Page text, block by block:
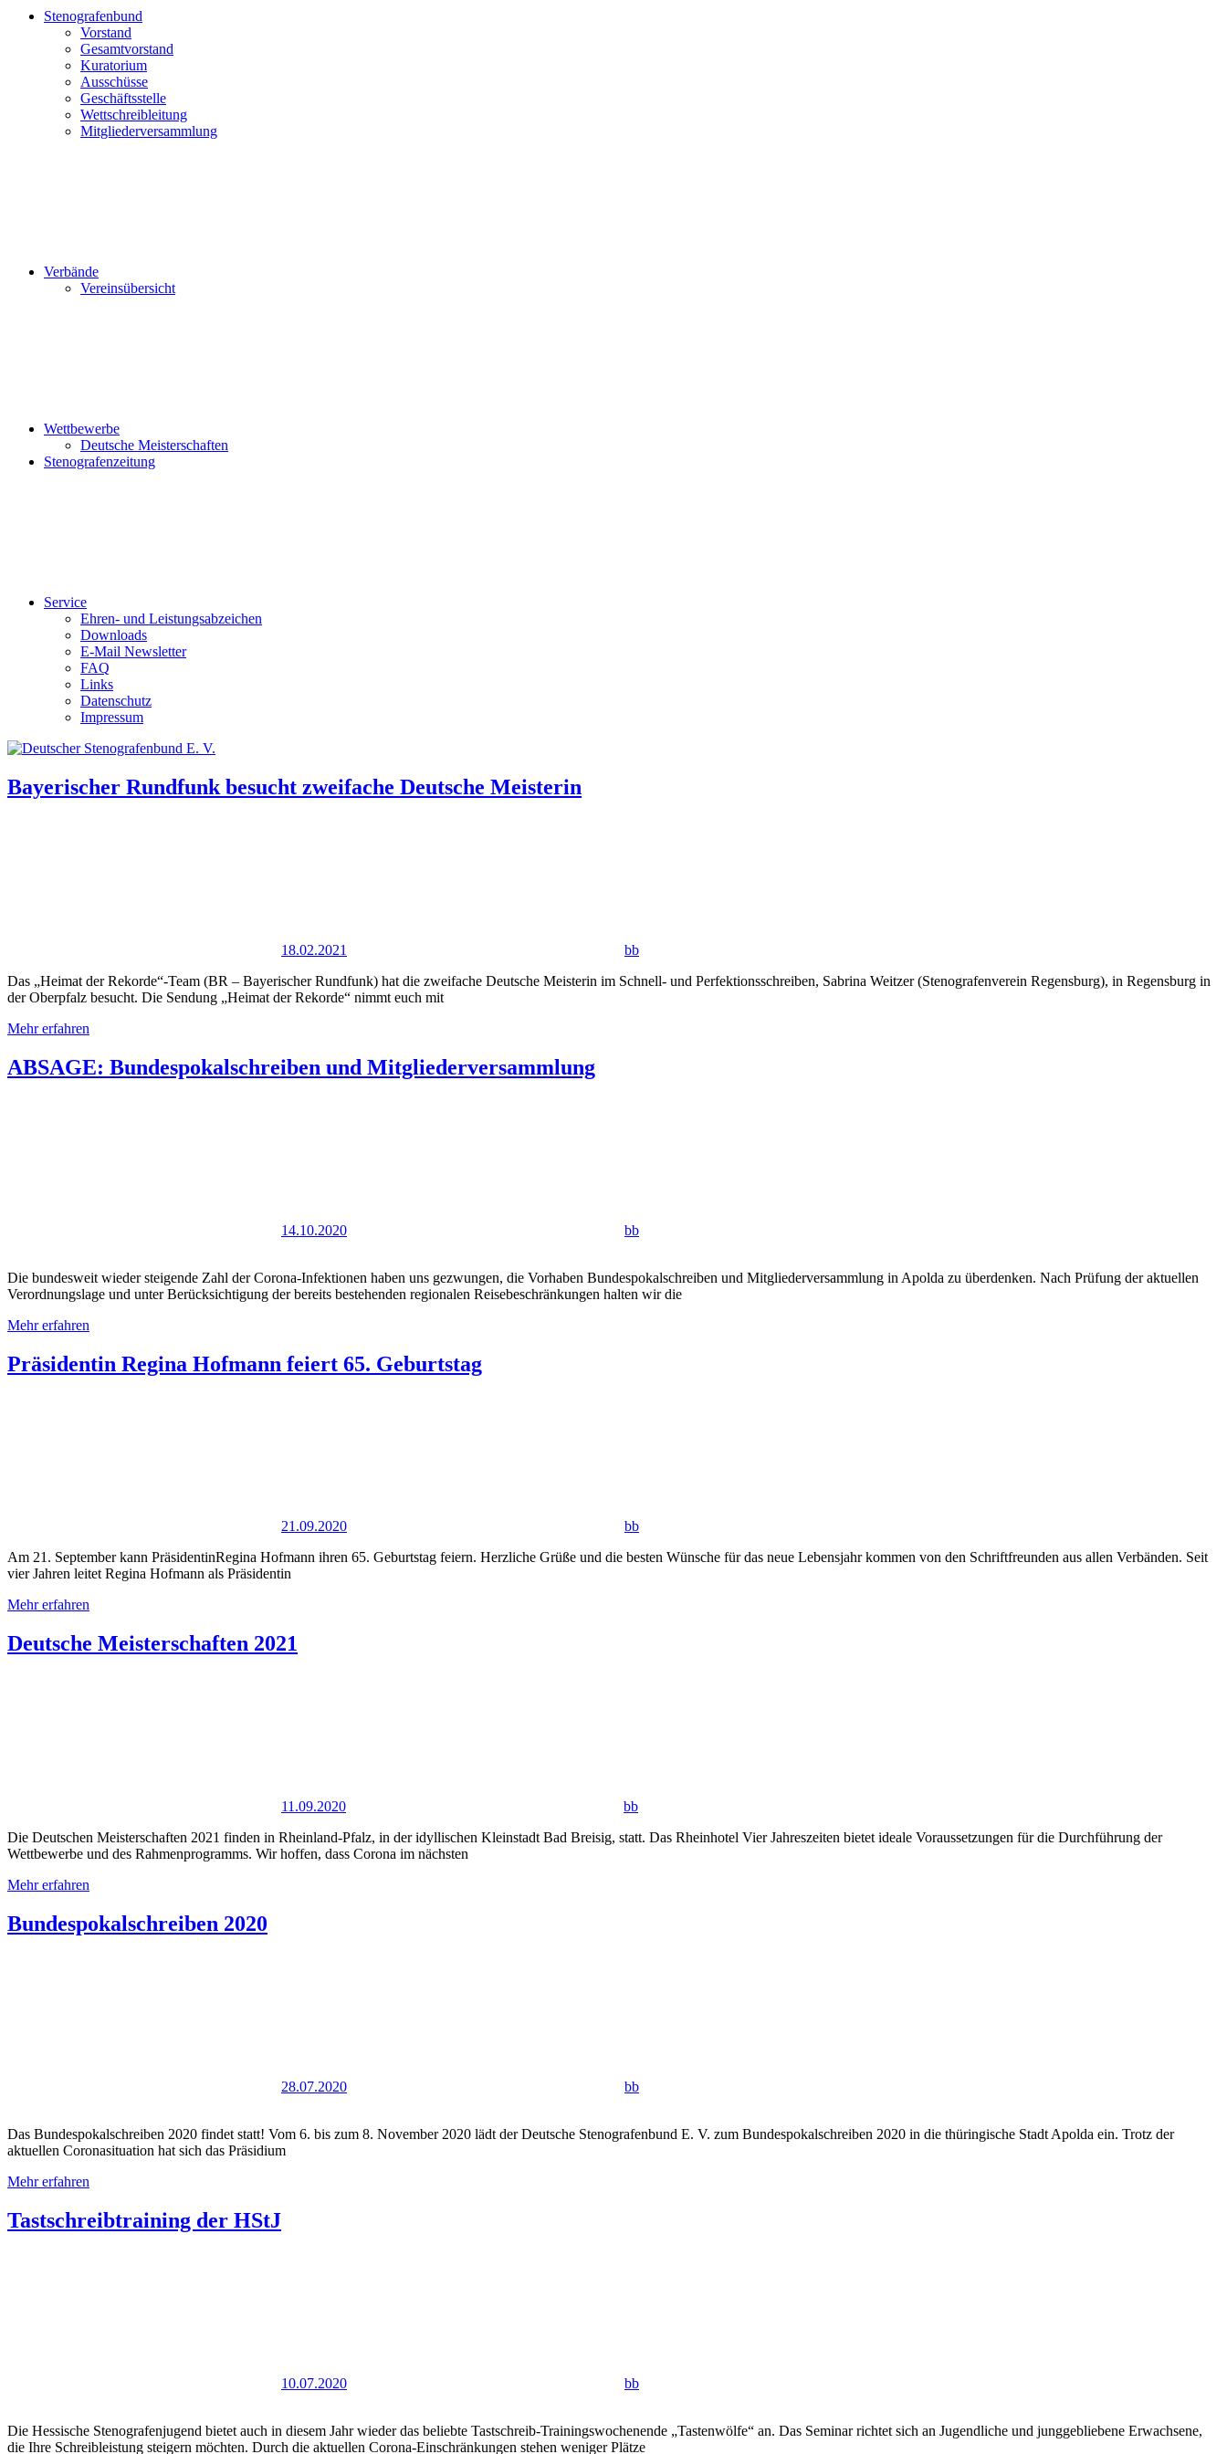
Stenografenbund
Vorstand
Gesamtvorstand
Kuratorium
Ausschüsse
Geschäftsstelle
Wettschreibleitung
Mitgliederversammlung
Verbände
Vereinsübersicht
Wettbewerbe
Deutsche Meisterschaften
Stenografenzeitung
Service
Ehren- und Leistungsabzeichen
Downloads
E-Mail Newsletter
FAQ
Links
Datenschutz
Impressum
Bayerischer Rundfunk besucht zweifache Deutsche Meisterin
18.02.2021
bb
Das „Heimat der Rekorde“-Team (BR – Bayerischer Rundfunk) hat die zweifache Deutsche Meisterin im Schnell- und Perfektionsschreiben, Sabrina Weitzer (Stenografenverein Regensburg), in Regensburg in
der Oberpfalz besucht. Die Sendung „Heimat der Rekorde“ nimmt euch mit
Mehr erfahren
ABSAGE: Bundespokalschreiben und Mitgliederversammlung
14.10.2020 bb
Die bundesweit wieder steigende Zahl der Corona-Infektionen haben uns gezwungen, die Vorhaben Bundespokalschreiben und Mitgliederversammlung in Apolda zu überdenken. Nach Prüfung der aktuellen
Verordnungslage und unter Berücksichtigung der bereits bestehenden regionalen Reisebeschränkungen halten wir die
Mehr erfahren
Präsidentin Regina Hofmann feiert 65. Geburtstag
21.09.2020
bb
Am 21. September kann PräsidentinRegina Hofmann ihren 65. Geburtstag feiern. Herzliche Grüße und die besten Wünsche für das neue Lebensjahr kommen von den Schriftfreunden aus allen Verbänden. Seit
vier Jahren leitet Regina Hofmann als Präsidentin
Mehr erfahren
Deutsche Meisterschaften 2021
11.09.2020
bb
Die Deutschen Meisterschaften 2021 finden in Rheinland-Pfalz, in der idyllischen Kleinstadt Bad Breisig, statt. Das Rheinhotel Vier Jahreszeiten bietet ideale Voraussetzungen für die Durchführung der
Wettbewerbe und des Rahmenprogramms. Wir hoffen, dass Corona im nächsten
Mehr erfahren
Bundespokalschreiben 2020
28.07.2020 bb
Das Bundespokalschreiben 2020 findet statt! Vom 6. bis zum 8. November 2020 lädt der Deutsche Stenografenbund E. V. zum Bundespokalschreiben 2020 in die thüringische Stadt Apolda ein. Trotz der
aktuellen Coronasituation hat sich das Präsidium
Mehr erfahren
Tastschreibtraining der HStJ
10.07.2020 bb
Die Hessische Stenografenjugend bietet auch in diesem Jahr wieder das beliebte Tastschreib-Trainingswochenende „Tastenwölfe“ an. Das Seminar richtet sich an Jugendliche und junggebliebene Erwachsene,
die Ihre Schreibleistung steigern möchten. Durch die aktuellen Corona-Einschränkungen stehen weniger Plätze